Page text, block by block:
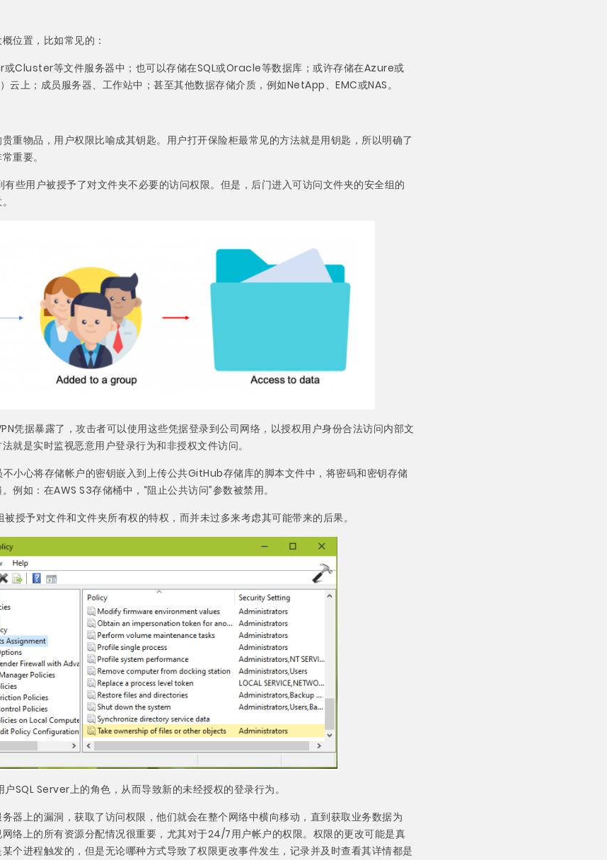
位置，比如常见的：
Cluster等文件服务器中；也可以存储在SQL或Oracle等数据库；或许存储在Azure或
上；成员服务器、工作站中；甚至其他数据存储介质，例如NetApp、EMC或NAS。
重物品，用户权限比喻成其钥匙。用户打开保险柜最常见的方法就是用钥匙，所以明确了
重要。
有些用户被授予了对文件夹不必要的访问权限。但是，后门进入可访问文件夹的安全组的
凭据暴露了，攻击者可以使用这些凭据登录到公司网络，以授权用户身份合法访问内部文
就是实时监视恶意用户登录行为和非授权文件访问。
小心将存储帐户的密钥嵌入到上传公共GitHub存储库的脚本文件中，将密码和密钥存储
例如：在AWS S3存储桶中，“阻止公共访问”参数被禁用。
授予对文件和文件夹所有权的特权，而并未过多来考虑其可能带来的后果。
SQL Server上的角色，从而导致新的未经授权的登录行为。
器上的漏洞，获取了访问权限，他们就会在整个网络中横向移动，直到获取业务数据为
络上的所有资源分配情况很重要，尤其对于24/7用户帐户的权限。权限的更改可能是真
个进程触发的，但是无论哪种方式导致了权限更改事件发生，记录并及时查看其详情都是